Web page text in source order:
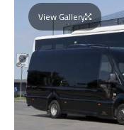
View Gallery